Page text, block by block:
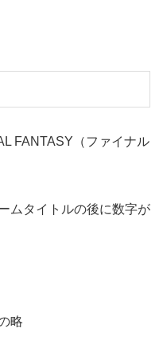
FANTASY（ファイナル
ムタイトルの後に数字が
略